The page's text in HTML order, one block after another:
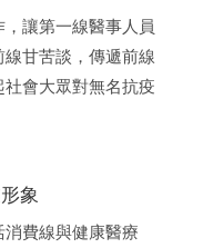
讓第一線醫事人員
甘苦談，傳遞前線
會大眾對無名抗疫
象
費線與健康醫療